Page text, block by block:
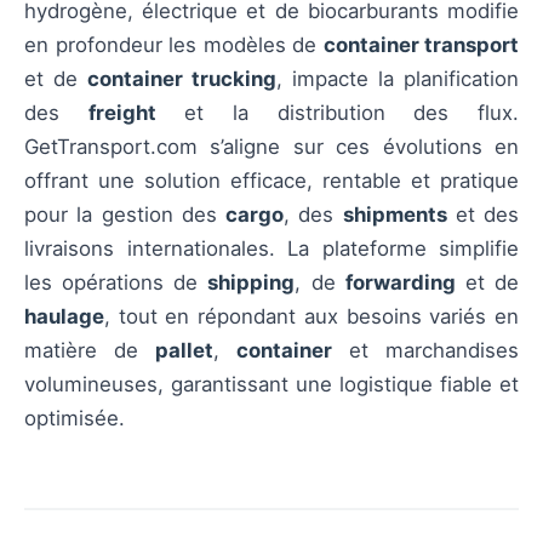
hydrogène, électrique et de biocarburants modifie
en profondeur les modèles de container transport
et de container trucking, impacte la planification
des freight et la distribution des flux.
GetTransport.com s’aligne sur ces évolutions en
offrant une solution efficace, rentable et pratique
pour la gestion des cargo, des shipmentset des
livraisons internationales. La plateforme simplifie
les opérations deshipping, de forwarding et de
haulage, tout en répondant aux besoins variés en
matière de pallet, container et marchandises
volumineuses, garantissant une logistique fiable et
optimisée.